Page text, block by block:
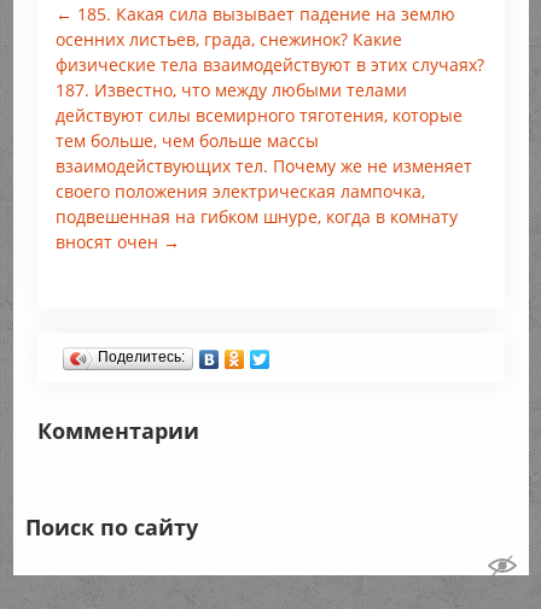
← 185. Какая сила вызывает падение на землю
осенних листьев, града, снежинок? Какие
физические тела взаимодействуют в этих случаях?
187. Известно, что между любыми телами
действуют силы всемирного тяготения, которые
тем больше, чем больше массы
взаимодействующих тел. Почему же не изменяет
своего положения электрическая лампочка,
подвешенная на гибком шнуре, когда в комнату
вносят очен →
Поделитесь:
Комментарии
Поиск по сайту